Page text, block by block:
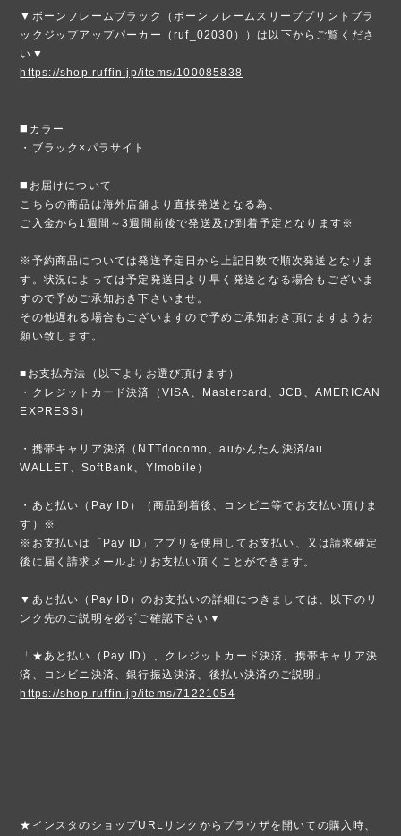
▼ボーンフレームブラック（ボーンフレームスリーブプリントブラ
ックジップアップパーカー（ruf_02030））は以下からご覧くださ
い▼
https://shop.ruffin.jp/items/100085838
◼️カラー
・ブラック×パラサイト
◼️お届けについて
こちらの商品は海外店舗より直接発送となる為、
ご入金から1週間～3週間前後で発送及び到着予定となります※
※予約商品については発送予定日から上記日数で順次発送となりま
す。状況によっては予定発送日より早く発送となる場合もございま
すので予めご承知おき下さいませ。
その他遅れる場合もございますので予めご承知おき頂けますようお
願い致します。
■お支払方法（以下よりお選び頂けます）
・クレジットカード決済（VISA、Mastercard、JCB、AMERICAN
EXPRESS）
・携帯キャリア決済（NTTdocomo、auかんたん決済/au
WALLET、SoftBank、Y!mobile）
・あと払い（Pay ID）（商品到着後、コンビニ等でお支払い頂けま
す）※
※お支払いは「Pay ID」アプリを使用してお支払い、又は請求確定
後に届く請求メールよりお支払い頂くことができます。
▼あと払い（Pay ID）のお支払いの詳細につきましては、以下のリ
ンク先のご説明を必ずご確認下さい▼
「★あと払い（Pay ID）、クレジットカード決済、携帯キャリア決
済、コンビニ決済、銀行振込決済、後払い決済のご説明」
https://shop.ruffin.jp/items/71221054
★インスタのショップURLリンクからブラウザを開いての購入時、